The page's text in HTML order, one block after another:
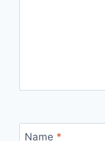
Name *